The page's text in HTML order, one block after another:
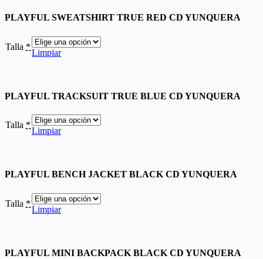
PLAYFUL SWEATSHIRT TRUE RED CD YUNQUERA
Talla *
Limpiar
PLAYFUL TRACKSUIT TRUE BLUE CD YUNQUERA
Talla *
Limpiar
PLAYFUL BENCH JACKET BLACK CD YUNQUERA
Talla *
Limpiar
PLAYFUL MINI BACKPACK BLACK CD YUNQUERA